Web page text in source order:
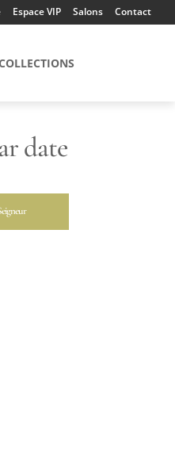
Espace VIP Salons Contact
date